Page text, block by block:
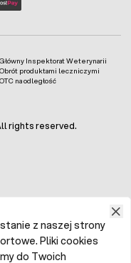
Główny Inspektorat Weterynarii
Obrót produktami leczniczymi
OTC na odległość
rights reserved.
z naszej strony
Pliki cookies
do Twoich